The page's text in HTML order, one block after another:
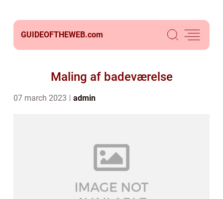
GUIDEOFTHEWEB.com
Maling af badeværelse
07 march 2023 admin